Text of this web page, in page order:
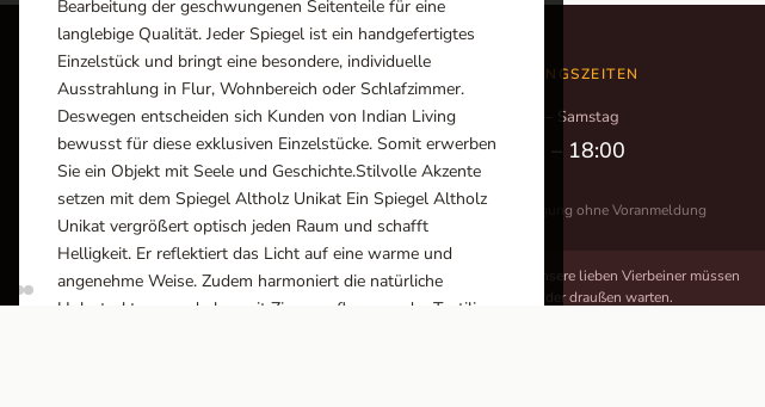
Bearbeitung der geschwungenen Seitenteile für eine
langlebige Qualität. Jeder Spiegel ist ein handgefertigtes
Einzelstück und bringt eine besondere, individuelle
Ausstrahlung in Flur, Wohnbereich oder Schlafzimmer.
Deswegen entscheiden sich Kunden von Indian Living
bewusst für diese exklusiven Einzelstücke. Somit erwerben
Sie ein Objekt mit Seele und Geschichte.Stilvolle Akzente
setzen mit dem Spiegel Altholz Unikat Ein Spiegel Altholz
Unikat vergrößert optisch jeden Raum und schafft
Helligkeit. Er reflektiert das Licht auf eine warme und
angenehme Weise. Zudem harmoniert die natürliche
Holzstruktur wunderbar mit Zimmerpflanzen oder Textilien.
Ausstellungsräume
Wiener Straße – Werkstraße 111
2700 Wiener Neustadt
In WinStage
ÖFFNUNGSZEITEN
Montag – Samstag
10:00 – 18:00
Besichtigung ohne Voranmeldung
Unsere lieben Vierbeiner müssen
leider draußen warten.